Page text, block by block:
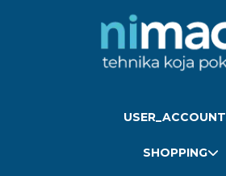
USER_ACCOUNT
SHOPPING